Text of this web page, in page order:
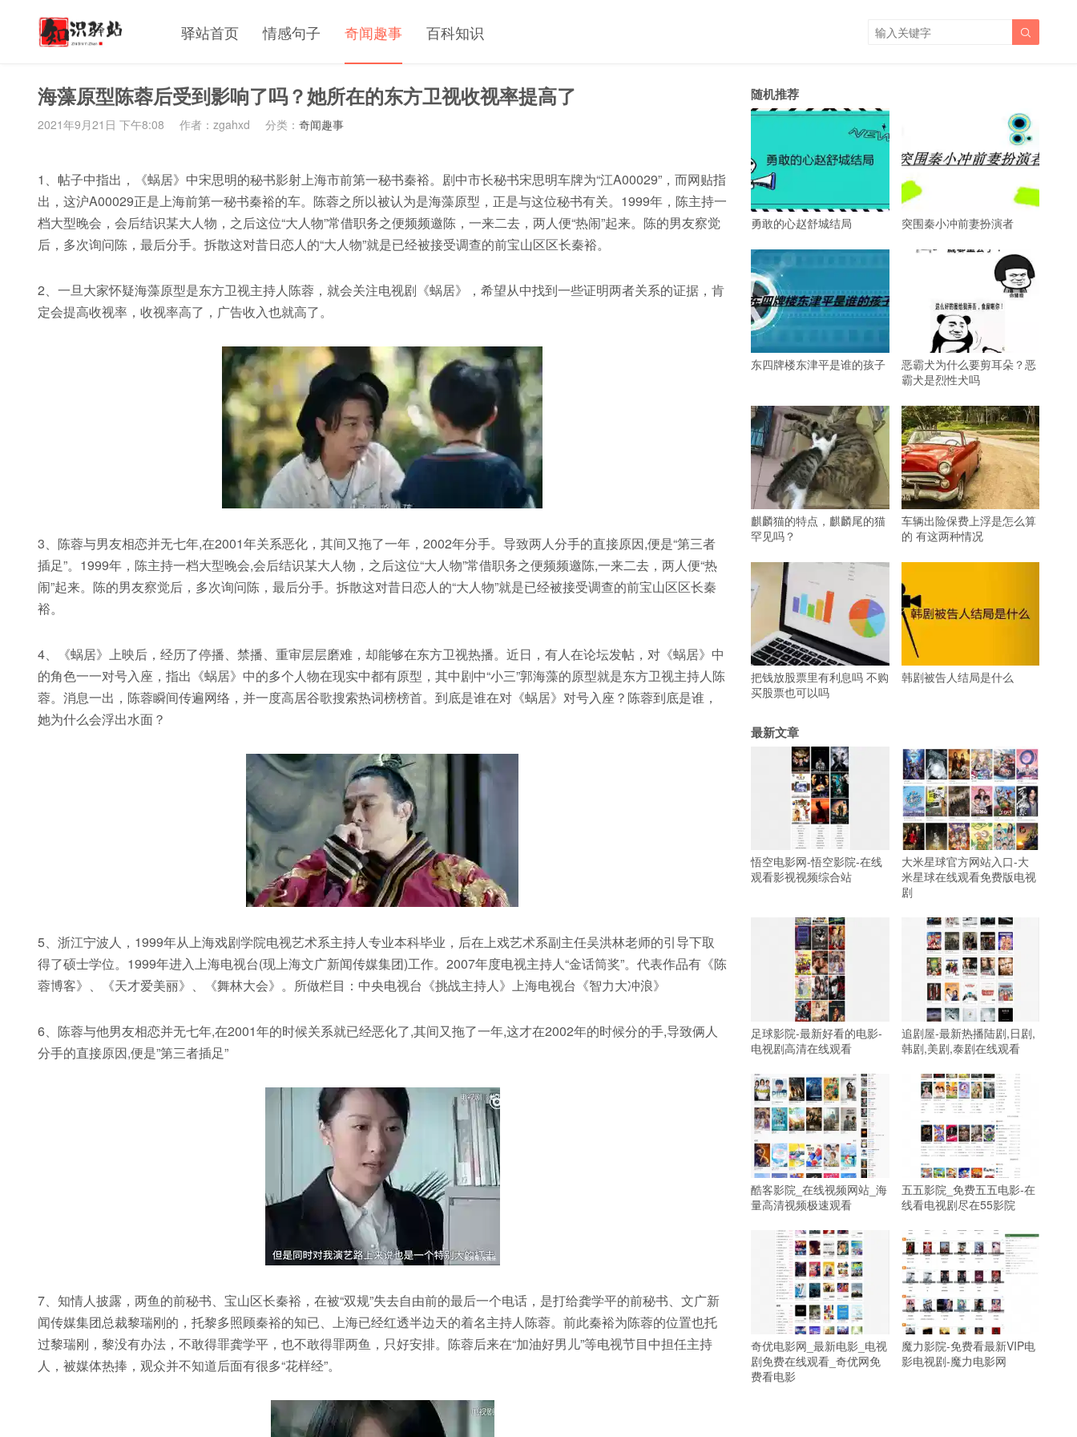
驿站首页 情感句子 奇闻趣事 百科知识 
海藻原型陈蓉后受到影响了吗？她所在的东方卫视收视率提高了
2021年9月21日 下午8:08 作者：zgahxd 分类： 奇闻趣事
1、帖子中指出，《蜗居》中宋思明的秘书影射上海市前第一秘书秦裕。剧中市长秘书宋思明车牌为“江A00029”，而网贴指
出，这沪A00029正是上海前第一秘书秦裕的车。陈蓉之所以被认为是海藻原型，正是与这位秘书有关。1999年，陈主持一
档大型晚会，会后结识某大人物，之后这位“大人物”常借职务之便频频邀陈，一来二去，两人便“热闹”起来。陈的男友察觉
后，多次询问陈，最后分手。拆散这对昔日恋人的“大人物”就是已经被接受调查的前宝山区区长秦裕。
2、一旦大家怀疑海藻原型是东方卫视主持人陈蓉，就会关注电视剧《蜗居》，希望从中找到一些证明两者关系的证据，肯
定会提高收视率，收视率高了，广告收入也就高了。
3、陈蓉与男友相恋并无七年,在2001年关系恶化，其间又拖了一年，2002年分手。导致两人分手的直接原因,便是“第三者
插足”。1999年，陈主持一档大型晚会,会后结识某大人物，之后这位“大人物”常借职务之便频频邀陈,一来二去，两人便“热
闹”起来。陈的男友察觉后，多次询问陈，最后分手。拆散这对昔日恋人的“大人物”就是已经被接受调查的前宝山区区长秦
裕。
4、《蜗居》上映后，经历了停播、禁播、重审层层磨难，却能够在东方卫视热播。近日，有人在论坛发帖，对《蜗居》中
的角色一一对号入座，指出《蜗居》中的多个人物在现实中都有原型，其中剧中“小三”郭海藻的原型就是东方卫视主持人陈
蓉。消息一出，陈蓉瞬间传遍网络，并一度高居谷歌搜索热词榜榜首。到底是谁在对《蜗居》对号入座？陈蓉到底是谁，
她为什么会浮出水面？
5、浙江宁波人，1999年从上海戏剧学院电视艺术系主持人专业本科毕业，后在上戏艺术系副主任吴洪林老师的引导下取
得了硕士学位。1999年进入上海电视台(现上海文广新闻传媒集团)工作。2007年度电视主持人“金话筒奖”。代表作品有《陈
蓉博客》、《天才爱美丽》、《舞林大会》。所做栏目：中央电视台《挑战主持人》上海电视台《智力大冲浪》
6、陈蓉与他男友相恋并无七年,在2001年的时候关系就已经恶化了,其间又拖了一年,这才在2002年的时候分的手,导致俩人
分手的直接原因,便是”第三者插足”
7、知情人披露，两鱼的前秘书、宝山区长秦裕，在被“双规”失去自由前的最后一个电话，是打给龚学平的前秘书、文广新
闻传媒集团总裁黎瑞刚的，托黎多照顾秦裕的知已、上海已经红透半边天的着名主持人陈蓉。前此秦裕为陈蓉的位置也托
过黎瑞刚，黎没有办法，不敢得罪龚学平，也不敢得罪两鱼，只好安排。陈蓉后来在“加油好男儿”等电视节目中担任主持
人，被媒体热捧，观众并不知道后面有很多“花样经”。
随机推荐
勇敢的心赵舒城结局 突围秦小冲前妻扮演者
东四牌楼东津平是谁的孩子
恶霸犬为什么要剪耳朵？恶
霸犬是烈性犬吗
麒麟猫的特点，麒麟尾的猫
罕见吗？
车辆出险保费上浮是怎么算
的 有这两种情况
把钱放股票里有利息吗 不购
买股票也可以吗
韩剧被告人结局是什么
最新文章
悟空电影网-悟空影院-在线
观看影视视频综合站
大米星球官方网站入口-大
米星球在线观看免费版电视
剧
足球影院-最新好看的电影-
电视剧高清在线观看
追剧屋-最新热播陆剧,日剧,
韩剧,美剧,泰剧在线观看
酷客影院_在线视频网站_海
量高清视频极速观看
五五影院_免费五五电影-在
线看电视剧尽在55影院
奇优电影网_最新电影_电视
剧免费在线观看_奇优网免
费看电影
魔力影院-免费看最新VIP电
影电视剧-魔力电影网